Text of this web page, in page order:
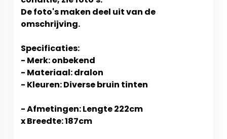
De foto's maken deel uit van de
omschrijving.
Specificaties:
- Merk: onbekend
- Materiaal: dralon
- Kleuren: Diverse bruin tinten
- Afmetingen: Lengte 222cm
x Breedte: 187cm